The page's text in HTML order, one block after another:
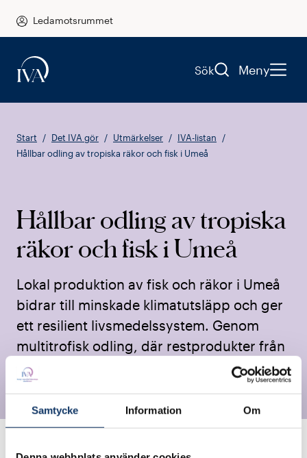
Samtycke Information Om
Ledamotsrummet
Sök Meny
Start Det IVA gör Utmärkelser
IVA-listan
Hållbar odling av tropiska räkor och fisk i Umeå
Hållbar odling av tropiska
räkor och fisk i Umeå
Lokal produktion av fisk och räkor i Umeå
bidrar till minskade klimatutsläpp och ger
ett resilient livsmedelssystem. Genom
multitrofisk odling, där restprodukter från
en art blir näring för en annan, skapas ett
cirkulärt och resurseffektivt system.